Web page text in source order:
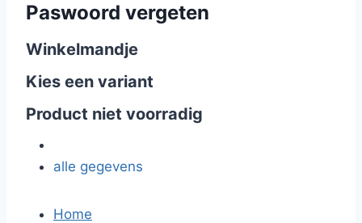
Paswoord vergeten
Winkelmandje
Kies een variant
Product niet voorradig
alle gegevens
Home